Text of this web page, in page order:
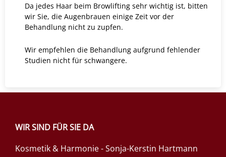
Da jedes Haar beim Browlifting sehr wichtig ist, bitten
wir Sie, die Augenbrauen einige Zeit vor der
Behandlung nicht zu zupfen.
Wir empfehlen die Behandlung aufgrund fehlender
Studien nicht für schwangere.
WIR SIND FÜR SIE DA
Kosmetik & Harmonie - Sonja-Kerstin Hartmann